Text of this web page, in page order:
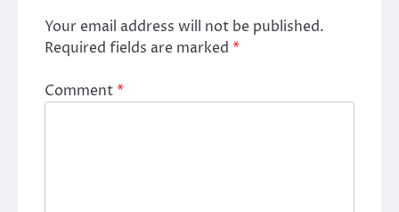
Your email address will not be published.
Required fields are marked *
Comment*